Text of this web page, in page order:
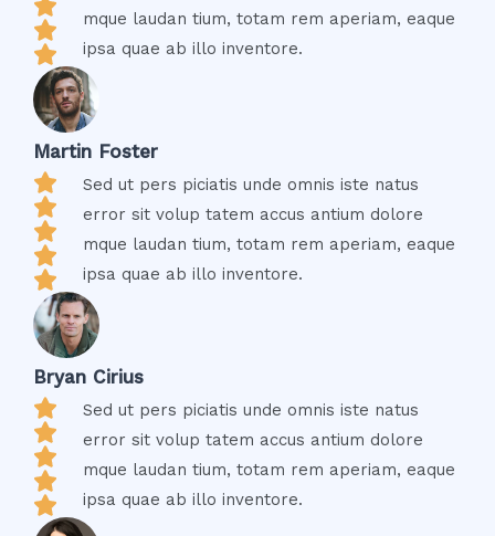
mque laudan tium, totam rem aperiam, eaque
ipsa quae ab illo inventore.
Martin Foster
Sed ut pers piciatis unde omnis iste natus
error sit volup tatem accus antium dolore
mque laudan tium, totam rem aperiam, eaque
ipsa quae ab illo inventore.
Bryan Cirius
Sed ut pers piciatis unde omnis iste natus
error sit volup tatem accus antium dolore
mque laudan tium, totam rem aperiam, eaque
ipsa quae ab illo inventore.